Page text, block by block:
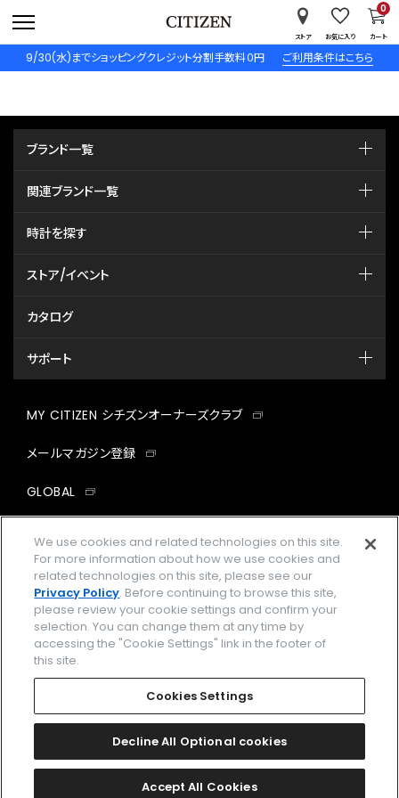
9/30(水)までショッピングクレジット分割手数料０円 ご利用条件はこちら
ストア お気に入り カート
0
ブランド一覧
関連ブランド一覧
時計を探す
ストア/イベント
カタログ
サポート
MY CITIZEN シチズンオーナーズクラブ
メールマガジン登録
GLOBAL
facebookinstagramtwitter
企業情報 ご利用規約
プライバシーポリシー Cookies Settings
Amazon PayはAmazon.com, Inc.またはその関連会社の商標です。
2026 CITIZEN WATCH CO., LTD.
We use cookies and related technologies on this site.
For more information about how we use cookies and
related technologies on this site, please see our
Privacy Policy. Before continuing to browse this site,
please review your cookie settings and confirm your
selection. You can change them at any time by
accessing the "Cookie Settings" link in the footer of
this site.
Cookies Settings
Decline All Optional cookies
Accept All Cookies